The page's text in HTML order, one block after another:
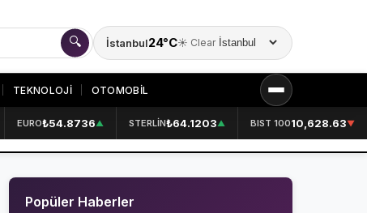
🔍 İstanbul24°C☀️ Clear
Şehir seçin
TEKNOLOJİ OTOMOBİL
KURUMSAL
EURO₺54.8736▲ STERLİN₺64.1203▲ BIST 10010,628.63▼
Popüler Haberler